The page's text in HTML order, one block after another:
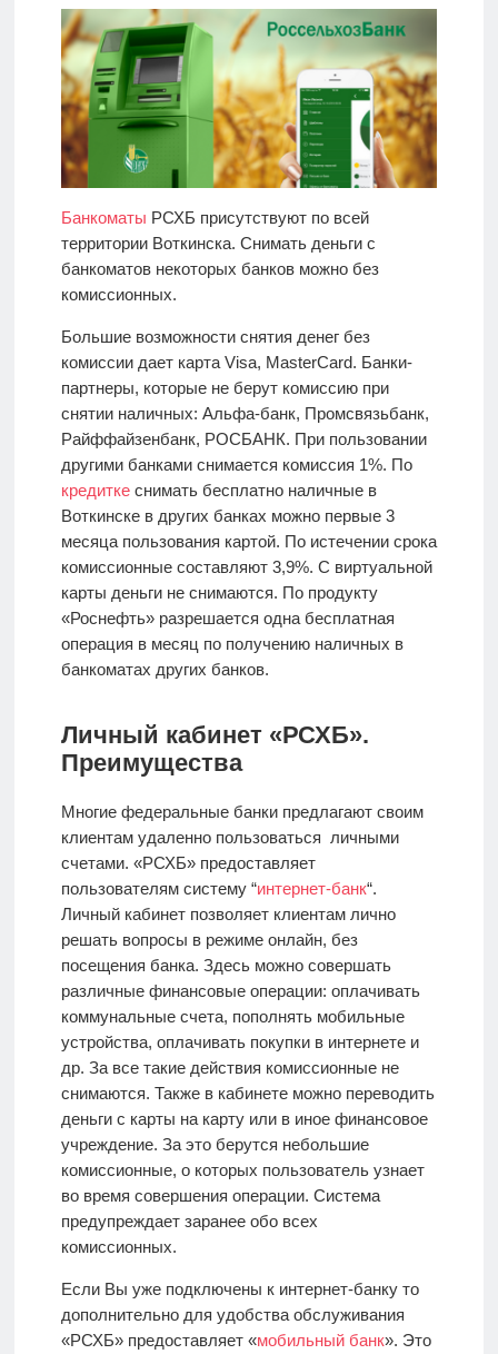
Банкоматы РСХБ присутствуют по всей
территории Воткинска. Снимать деньги с
банкоматов некоторых банков можно без
комиссионных.
Большие возможности снятия денег без
комиссии дает карта Visa, MasterCard. Банки-
партнеры, которые не берут комиссию при
снятии наличных: Альфа-банк, Промсвязьбанк,
Райффайзенбанк, РОСБАНК. При пользовании
другими банками снимается комиссия 1%. По
кредиткеснимать бесплатно наличные в
Воткинске в других банках можно первые 3
месяца пользования картой. По истечении срока
комиссионные составляют 3,9%. С виртуальной
карты деньги не снимаются. По продукту
«Роснефть» разрешается одна бесплатная
операция в месяц по получению наличных в
банкоматах других банков.
Личный кабинет «РСХБ».
Преимущества
Многие федеральные банки предлагают своим
клиентам удаленно пользоваться личными
счетами. «РСХБ» предоставляет
пользователям систему “интернет-банк“.
Личный кабинет позволяет клиентам лично
решать вопросы в режиме онлайн, без
посещения банка. Здесь можно совершать
различные финансовые операции: оплачивать
коммунальные счета, пополнять мобильные
устройства, оплачивать покупки в интернете и
др. За все такие действия комиссионные не
снимаются. Также в кабинете можно переводить
деньги с карты на карту или в иное финансовое
учреждение. За это берутся небольшие
комиссионные, о которых пользователь узнает
во время совершения операции. Система
предупреждает заранее обо всех
комиссионных.
Если Вы уже подключены к интернет-банку то
дополнительно для удобства обслуживания
«РСХБ» предоставляет «мобильный банк». Это